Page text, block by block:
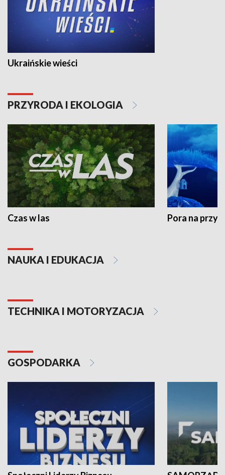
Ukraińskie wieści
PRZYRODA I EKOLOGIA
Czas w las Pora na
NAUKA I EDUKACJA
TECHNIKA I MOTORYZACJA
GOSPODARKA